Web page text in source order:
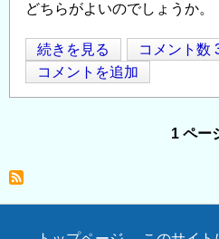
て
どちらがよいのでしょうか。
単
純
桁
に
つ
続きを見る
コメント数
コメントを追加
ジ
1 ペー